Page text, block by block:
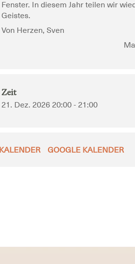
Fenster. In diesem Jahr teilen wir
Geistes.
Von Herzen,Sven
Zeit
21. Dez. 2026 20:00 - 21:00
KALENDER GOOGLE KALENDER